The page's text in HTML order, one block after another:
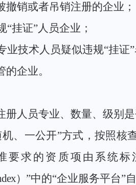
销或者吊销注册的企业；
“挂证”人员企业；
业技术人员疑似违规“挂证
的企业。
册人员专业、数量、级别
机、一公开”方式，按照核
要求的资质项由系统
） ”中的“企业服务平台”